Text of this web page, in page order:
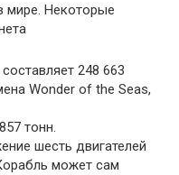
мире. Некоторые
248 663
Wonder of the Seas,
тонн.
шесть двигателей
может сам